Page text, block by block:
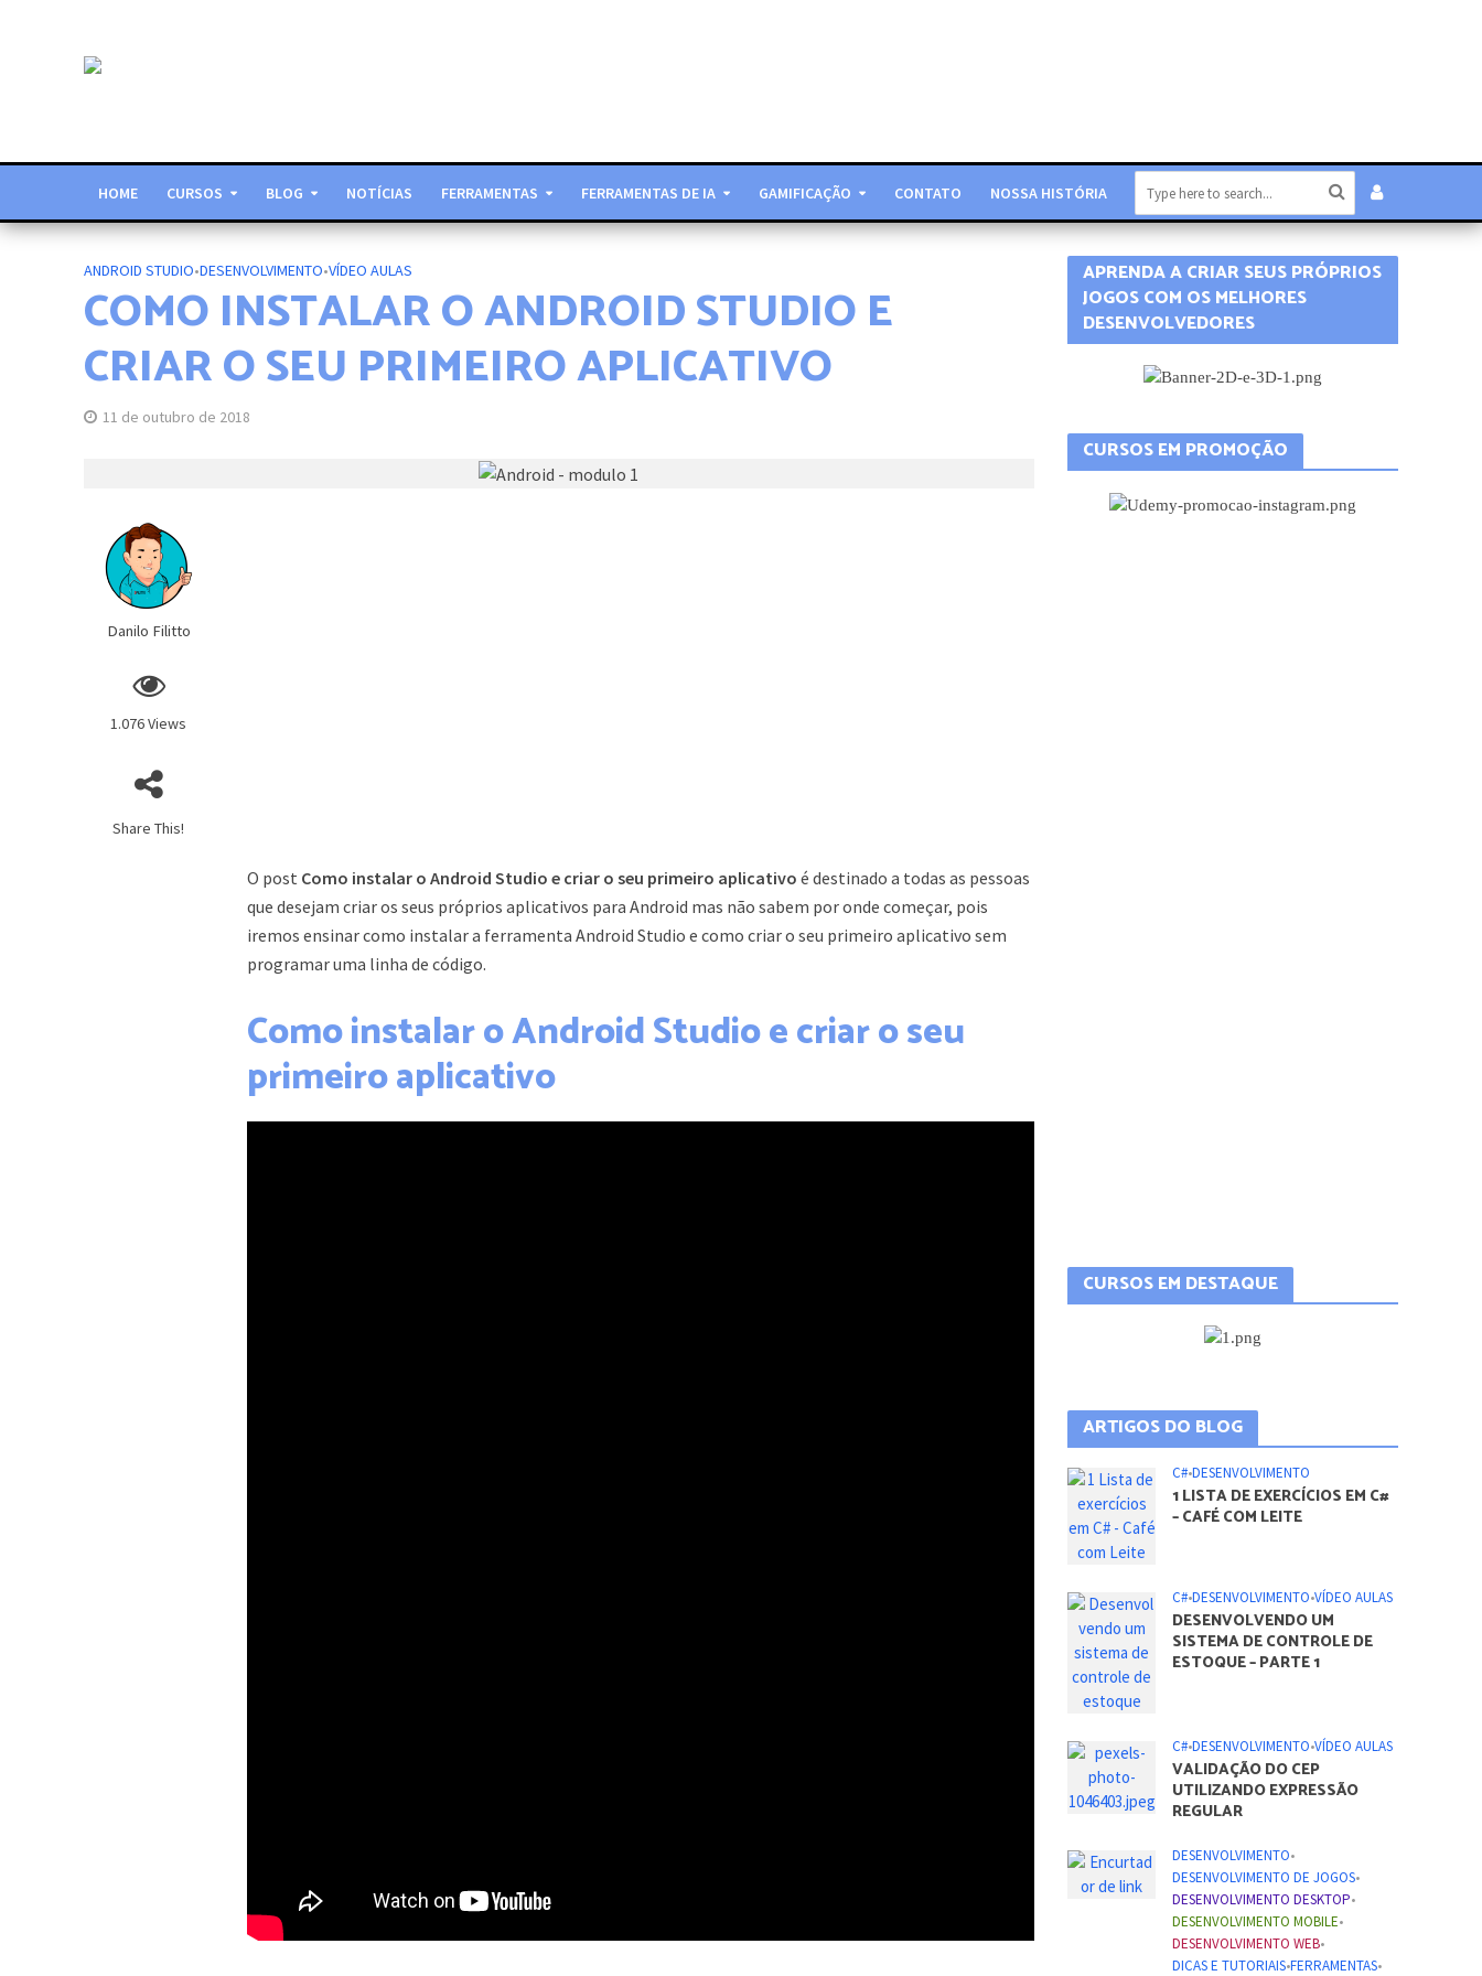
HOME CURSOS BLOG NOTÍCIAS FERRAMENTAS FERRAMENTAS DE IA GAMIFICAÇÃO CONTATO NOSSA HISTÓRIA
ANDROID STUDIO•DESENVOLVIMENTO•VÍDEO AULAS
COMO INSTALAR O ANDROID STUDIO E
CRIAR O SEU PRIMEIRO APLICATIVO
11 de outubro de 2018
Danilo Filitto
1.076 Views
Share This!
O post Como instalar o Android Studio e criar o seu primeiro aplicativo é destinado a todas as pessoas
que desejam criar os seus próprios aplicativos para Android mas não sabem por onde começar, pois
iremos ensinar como instalar a ferramenta Android Studio e como criar o seu primeiro aplicativo sem
programar uma linha de código.
Como instalar o Android Studio e criar o seu
primeiro aplicativo
APRENDA A CRIAR SEUS PRÓPRIOS
JOGOS COM OS MELHORES
DESENVOLVEDORES
CURSOS EM DESTAQUE
ARTIGOS DO BLOG
C#•DESENVOLVIMENTO
1 LISTA DE EXERCÍCIOS EM C#
– CAFÉ COM LEITE